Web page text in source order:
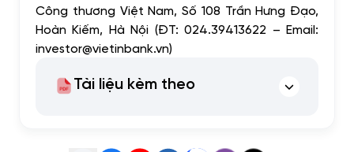
Công thương Việt Nam, Số 108 Trần Hưng Đạo,
Hoàn Kiếm, Hà Nội (ĐT: 024.39413622 – Email:
investor@vietinbank.vn)
Tài liệu kèm theo